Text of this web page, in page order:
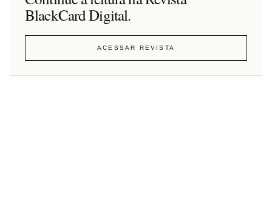
BlackCard Digital.
ACESSAR REVISTA